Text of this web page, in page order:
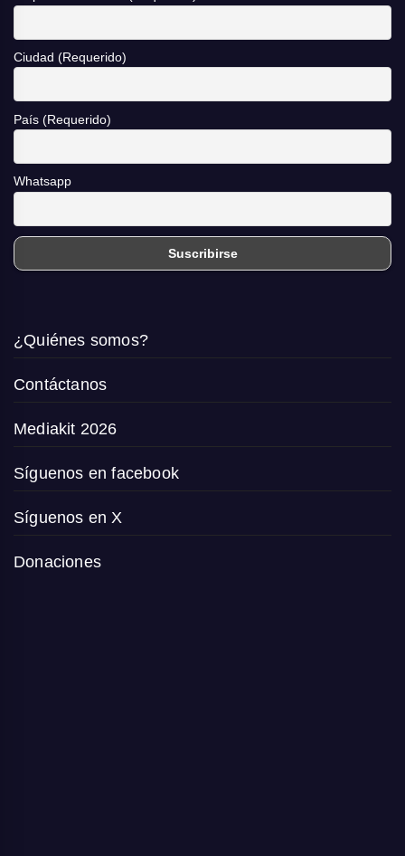
Ciudad (Requerido)
País (Requerido)
Whatsapp
¿Quiénes somos?
Contáctanos
Mediakit 2026
Síguenos en facebook
Síguenos en X
Donaciones